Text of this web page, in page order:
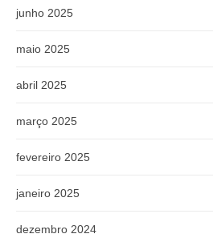
junho 2025
maio 2025
abril 2025
março 2025
fevereiro 2025
janeiro 2025
dezembro 2024